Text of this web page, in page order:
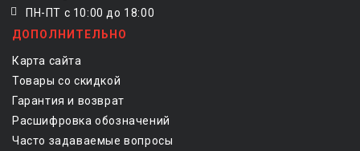
ПН-ПТ с 10:00 до 18:00
ДОПОЛНИТЕЛЬНО
Карта сайта
Товары со скидкой
Гарантия и возврат
Расшифровка обозначений
Часто задаваемые вопросы